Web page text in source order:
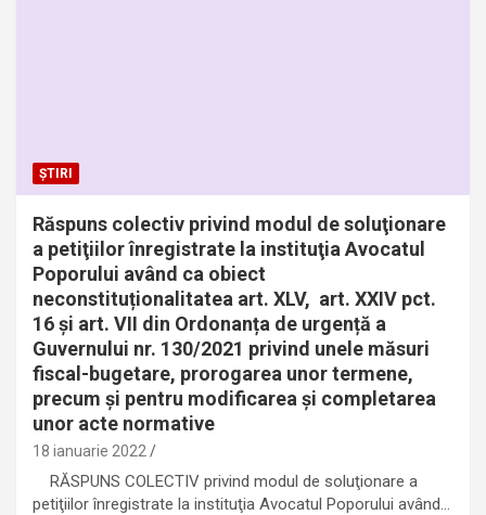
ȘTIRI
Răspuns colectiv privind modul de soluţionare
a petiţiilor înregistrate la instituţia Avocatul
Poporului având ca obiect
neconstituționalitatea art. XLV, art. XXIV pct.
16 și art. VII din Ordonanța de urgență a
Guvernului nr. 130/2021 privind unele măsuri
fiscal-bugetare, prorogarea unor termene,
precum şi pentru modificarea şi completarea
unor acte normative
18 ianuarie 2022
RĂSPUNS COLECTIV privind modul de soluţionare a
petiţiilor înregistrate la instituţia Avocatul Poporului având…